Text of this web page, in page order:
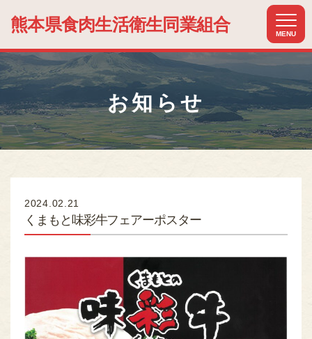
熊本県食肉生活衛生同業組合
お知らせ
2024.02.21
くまもと味彩牛フェアーポスター
MENU
ホーム
HOME
組合について
ABOUT US
お知らせ
NEWS
熊本のお肉
MEAT OF KUMAMOTO